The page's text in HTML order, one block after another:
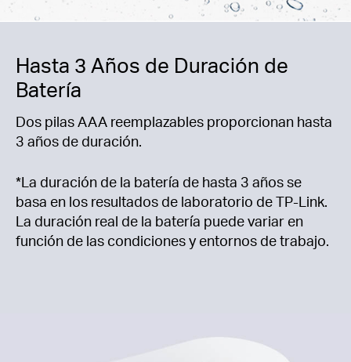
Hasta 3 Años de Duración de
Batería
Dos pilas AAA reemplazables proporcionan hasta
3 años de duración.
*La duración de la batería de hasta 3 años se
basa en los resultados de laboratorio de TP-Link.
La duración real de la batería puede variar en
función de las condiciones y entornos de trabajo.